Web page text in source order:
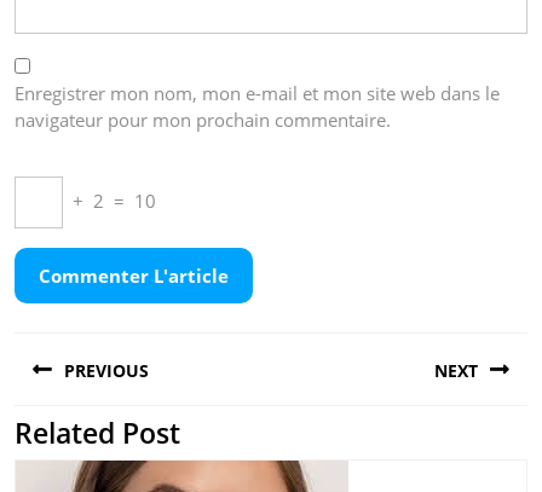
Enregistrer mon nom, mon e-mail et mon site web dans le
navigateur pour mon prochain commentaire.
+ 2 = 10
de
l’article
PREVIOUS
Previous
post:
NEXT
post:
Related Post